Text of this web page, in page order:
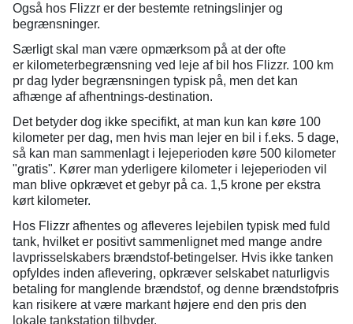
Også hos Flizzr er der bestemte retningslinjer og
begrænsninger.
Særligt skal man være opmærksom på at der ofte
er kilometerbegrænsning ved leje af bil hos Flizzr. 100 km
pr dag lyder begrænsningen typisk på, men det kan
afhænge af afhentnings-destination.
Det betyder dog ikke specifikt, at man kun kan køre 100
kilometer per dag, men hvis man lejer en bil i f.eks. 5 dage,
så kan man sammenlagt i lejeperioden køre 500 kilometer
"gratis". Kører man yderligere kilometer i lejeperioden vil
man blive opkrævet et gebyr på ca. 1,5 krone per ekstra
kørt kilometer.
Hos Flizzr afhentes og afleveres lejebilen typisk med fuld
tank, hvilket er positivt sammenlignet med mange andre
lavprisselskabers brændstof-betingelser. Hvis ikke tanken
opfyldes inden aflevering, opkræver selskabet naturligvis
betaling for manglende brændstof, og denne brændstofpris
kan risikere at være markant højere end den pris den
lokale tankstation tilbyder.